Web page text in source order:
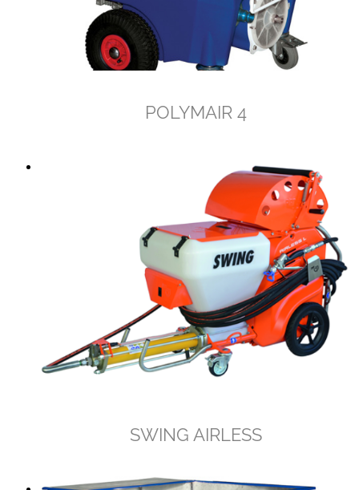
POLYMAIR 4
SWING AIRLESS